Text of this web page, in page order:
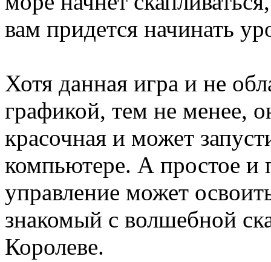
вам придется начинать
Хотя данная игра и не
графикой, тем не менее,
красочная и может
компьютере. А простое и
управление может
знакомый с волшебной
Королеве.